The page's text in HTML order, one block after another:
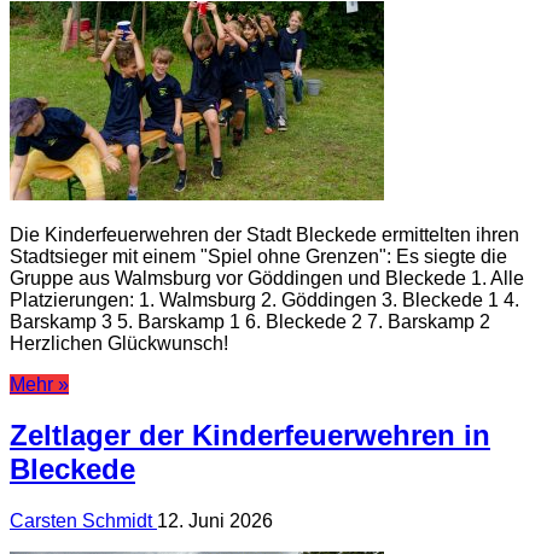
Die Kinderfeuerwehren der Stadt Bleckede ermittelten ihren
Stadtsieger mit einem "Spiel ohne Grenzen": Es siegte die
Gruppe aus Walmsburg vor Göddingen und Bleckede 1. Alle
Platzierungen: 1. Walmsburg 2. Göddingen 3. Bleckede 1 4.
Barskamp 3 5. Barskamp 1 6. Bleckede 2 7. Barskamp 2
Herzlichen Glückwunsch!
Mehr »
Zeltlager der Kinderfeuerwehren in
Bleckede
Carsten Schmidt 12. Juni 2026